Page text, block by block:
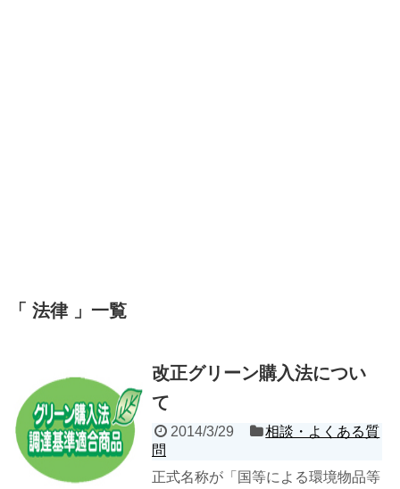
法律 一覧
改正グリーン購入法につい
て
2014/3/29
相談・よくある質
問
正式名称が「国等による環境物品等